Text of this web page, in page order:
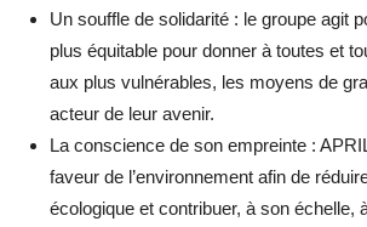
Un souffle de solidarité : le groupe agit
plus équitable pour donner à toutes et
aux plus vulnérables, les moyens de
acteur de leur avenir.
La conscience de son empreinte :
faveur de l’environnement afin de
écologique et contribuer, à son échelle,